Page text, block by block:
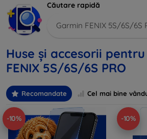
Căutare rapidă
Garmin FENIX 5S/6S/6S
Huse și accesorii
FENIX 5S/6S/6S PRO
Recomandate Cel mai bine
-10% -10%